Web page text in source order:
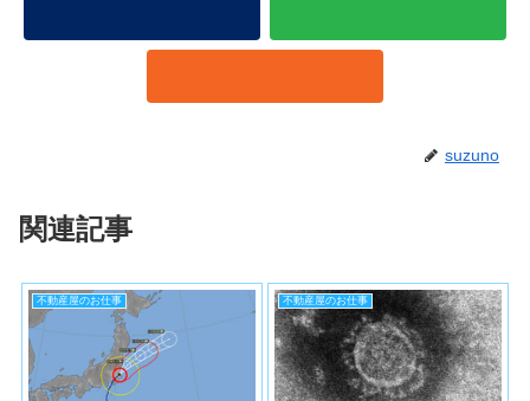
suzuno
関連記事
不動産屋のお仕事 不動産屋のお仕事